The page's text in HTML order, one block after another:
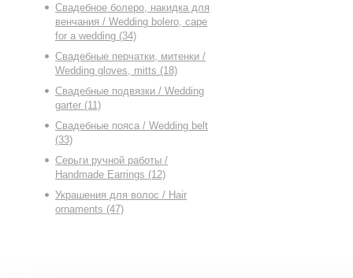
Свадебное болеро, накидка для
венчания / Wedding bolero, cape
for a wedding (34)
Свадебные перчатки, митенки /
Wedding gloves, mitts (18)
Свадебные подвязки / Wedding
garter (11)
Свадебные пояса / Wedding belt
(33)
Серьги ручной работы /
Handmade Earrings (12)
Украшения для волос / Hair
ornaments (47)